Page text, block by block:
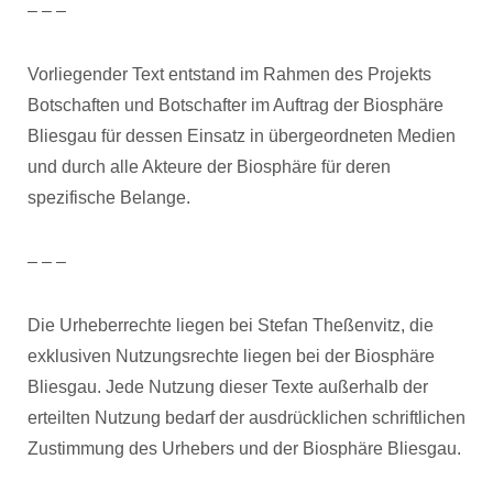
– – –
Vorliegender Text entstand im Rahmen des Projekts
Botschaften und Botschafter im Auftrag der Biosphäre
Bliesgau für dessen Einsatz in übergeordneten Medien
und durch alle Akteure der Biosphäre für deren
spezifische Belange.
– – –
Die Urheberrechte liegen bei Stefan Theßenvitz, die
exklusiven Nutzungsrechte liegen bei der Biosphäre
Bliesgau. Jede Nutzung dieser Texte außerhalb der
erteilten Nutzung bedarf der ausdrücklichen schriftlichen
Zustimmung des Urhebers und der Biosphäre Bliesgau.